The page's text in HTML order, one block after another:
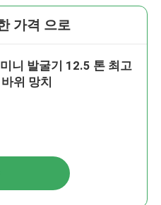
가격 으로
니 발굴기 12.5 톤 최고
위 망치